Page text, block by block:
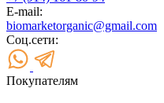
E-mail:
biomarketorganic@gmail.com
Соц.сети:
Покупателям